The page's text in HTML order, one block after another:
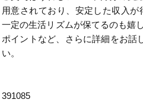
用意されており、安定した収入
一定の生活リズムが保てるのも嬉
ポイントなど、さらに詳細をお話
い。
391085